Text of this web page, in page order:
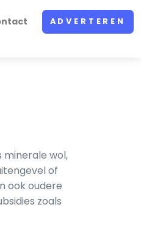
ADVERTEREN
minerale wol,
of
ook oudere
zoals